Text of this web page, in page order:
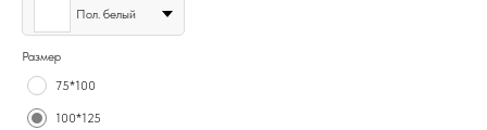
Пол. белый
Размер
75*100
100*125